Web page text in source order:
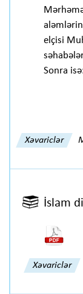
elçisi
Sonra
Xəvariclər
İslam
Xəvariclər